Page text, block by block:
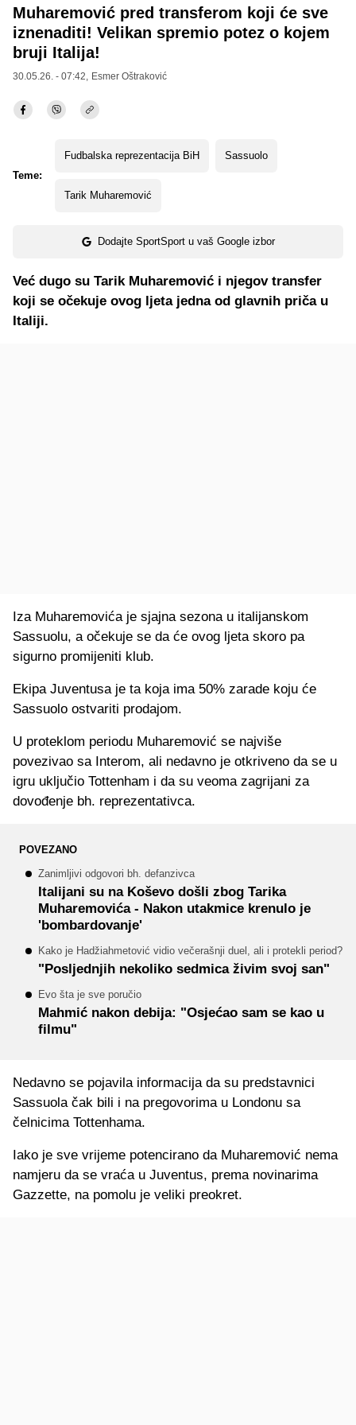
Muharemović pred transferom koji će sve
iznenaditi! Velikan spremio potez o kojem
bruji Italija!
30.05.26. - 07:42, Esmer Oštraković
Teme:
Fudbalska reprezentacija BiH Sassuolo
Tarik Muharemović
Dodajte SportSport u vaš Google izbor
Već dugo su Tarik Muharemović i njegov transfer
koji se očekuje ovog ljeta jedna od glavnih priča u
Italiji.
Iza Muharemovića je sjajna sezona u italijanskom
Sassuolu, a očekuje se da će ovog ljeta skoro pa
sigurno promijeniti klub.
Ekipa Juventusa je ta koja ima 50% zarade koju će
Sassuolo ostvariti prodajom.
U proteklom periodu Muharemović se najviše
povezivao sa Interom, ali nedavno je otkriveno da se u
igru uključio Tottenham i da su veoma zagrijani za
dovođenje bh. reprezentativca.
POVEZANO
Zanimljivi odgovori bh. defanzivca
Italijani su na Koševo došli zbog Tarika
Muharemovića - Nakon utakmice krenulo je
'bombardovanje'
Kako je Hadžiahmetović vidio večerašnji duel, ali i protekli period?
"Posljednjih nekoliko sedmica živim svoj san"
Evo šta je sve poručio
Mahmić nakon debija: "Osjećao sam se kao u
filmu"
Nedavno se pojavila informacija da su predstavnici
Sassuola čak bili i na pregovorima u Londonu sa
čelnicima Tottenhama.
Iako je sve vrijeme potencirano da Muharemović nema
namjeru da se vraća u Juventus, prema novinarima
Gazzette, na pomolu je veliki preokret.